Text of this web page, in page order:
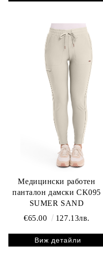
Медицински работен
панталон дамски CK095
SUMER SAND
€65.00
127.13лв.
Виж детайли